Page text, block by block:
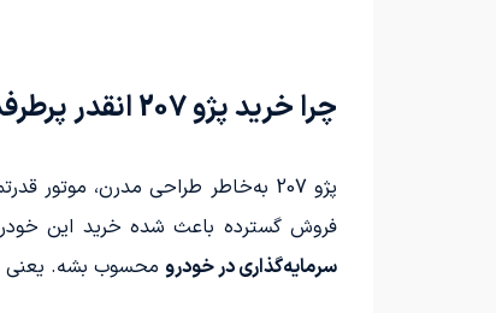
چرا خرید پژو 207 انقدر پرطرفداره؟
پژو 207 به‌خاطر طراحی مدرن،
فروش گسترده باعث شده خرید این
سرمایه‌گذاری در خودرو محسوب بشه. یعنی